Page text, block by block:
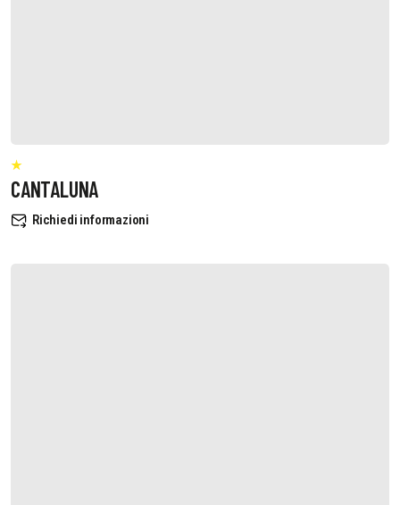
CANTALUNA
Richiedi informazioni